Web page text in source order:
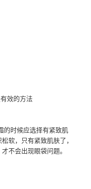
效的方法
的时候应选择有紧致肌
软，只有紧致肌肤了，
不会出现眼袋问题。